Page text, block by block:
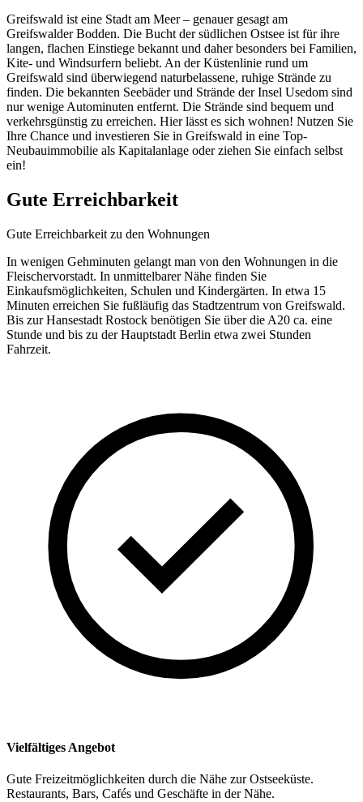
Greifswald ist eine Stadt am Meer – genauer gesagt am
Greifswalder Bodden. Die Bucht der südlichen Ostsee ist für ihre
langen, flachen Einstiege bekannt und daher besonders bei Familien,
Kite- und Windsurfern beliebt. An der Küstenlinie rund um
Greifswald sind überwiegend naturbelassene, ruhige Strände zu
finden. Die bekannten Seebäder und Strände der Insel Usedom sind
nur wenige Autominuten entfernt. Die Strände sind bequem und
verkehrsgünstig zu erreichen. Hier lässt es sich wohnen! Nutzen Sie
Ihre Chance und investieren Sie in Greifswald in eine Top-
Neubauimmobilie als Kapitalanlage oder ziehen Sie einfach selbst
ein!
Gute Erreichbarkeit
Gute Erreichbarkeit zu den Wohnungen
In wenigen Gehminuten gelangt man von den Wohnungen in die
Fleischervorstadt. In unmittelbarer Nähe finden Sie
Einkaufsmöglichkeiten, Schulen und Kindergärten. In etwa 15
Minuten erreichen Sie fußläufig das Stadtzentrum von Greifswald.
Bis zur Hansestadt Rostock benötigen Sie über die A20 ca. eine
Stunde und bis zu der Hauptstadt Berlin etwa zwei Stunden
Fahrzeit.
Vielfältiges Angebot
Gute Freizeitmöglichkeiten durch die Nähe zur Ostseeküste.
Restaurants, Bars, Cafés und Geschäfte in der Nähe.